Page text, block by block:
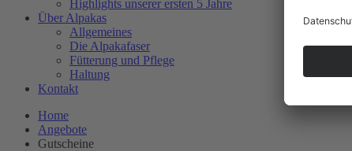
Highlights unserer ersten 5 Jahre
Über Alpakas
Allgemeines
Die Alpakafaser
Fütterung und Pflege
Haltung
Kontakt
Home
Angebote
Gutscheine